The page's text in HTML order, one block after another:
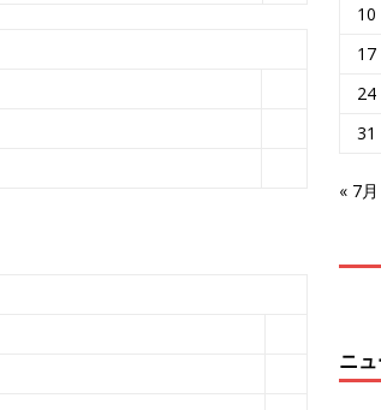
10
17
24
31
« 7月
ニ